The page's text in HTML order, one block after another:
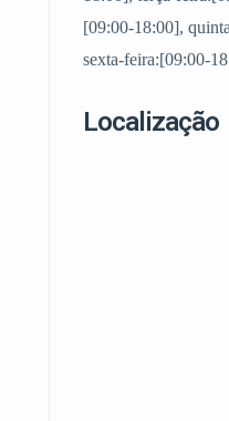
[09:00-18:00],
sexta-feira:[09:00-
Localização